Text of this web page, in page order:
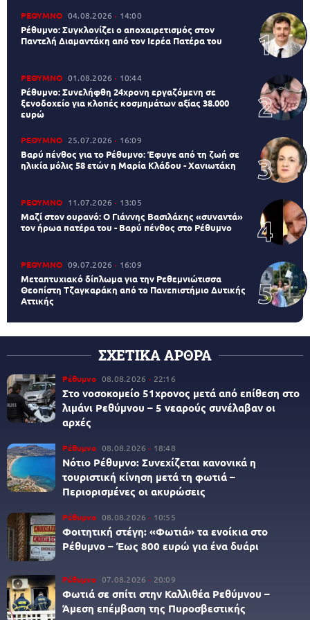
ΡΕΘΥΜΝΟ 04.08.2026 14:00
Ρέθυμνο: Συγκλονίζει ο αποχαιρετισμός στον
Παντελή Διαμαντάκη από τον Ιερέα Πατέρα του
ΡΕΘΥΜΝΟ 01.08.2026 10:44
Ρέθυμνο: Συνελήφθη 24χρονη εργαζόμενη σε
ξενοδοχείο για κλοπές κοσμημάτων αξίας 38.000
ευρώ
ΡΕΘΥΜΝΟ 25.07.2026 16:09
Βαρύ πένθος για το Ρέθυμνο: Έφυγε από τη ζωή σε
ηλικία μόλις 58 ετών η Μαρία Κλάδου - Χανιωτάκη
ΡΕΘΥΜΝΟ 11.07.2026 13:05
Μαζί στον ουρανό: Ο Γιάννης Βασιλάκης «συναντά»
τον ήρωα πατέρα του - Βαρύ πένθος στο Ρέθυμνο
ΡΕΘΥΜΝΟ 09.07.2026 16:09
Μεταπτυχιακό δίπλωμα για την Ρεθεμνιώτισσα
Θεοπίστη Τζαγκαράκη από το Πανεπιστήμιο Δυτικής
Αττικής
ΣΧΕΤΙΚΑ ΑΡΘΡΑ
Ρέθυμνο 08.08.2026 22:16
Στο νοσοκομείο 51χρονος μετά από επίθεση στο
λιμάνι Ρεθύμνου – 5 νεαρούς συνέλαβαν οι
αρχές
Ρέθυμνο 08.08.2026 18:48
Νότιο Ρέθυμνο: Συνεχίζεται κανονικά η
τουριστική κίνηση μετά τη φωτιά –
Περιορισμένες οι ακυρώσεις
Ρέθυμνο 08.08.2026 10:55
Φοιτητική στέγη: «Φωτιά» τα ενοίκια στο
Ρέθυμνο – Έως 800 ευρώ για ένα δυάρι
Ρέθυμνο 07.08.2026 20:09
Φωτιά σε σπίτι στην Καλλιθέα Ρεθύμνου –
Άμεση επέμβαση της Πυροσβεστικής